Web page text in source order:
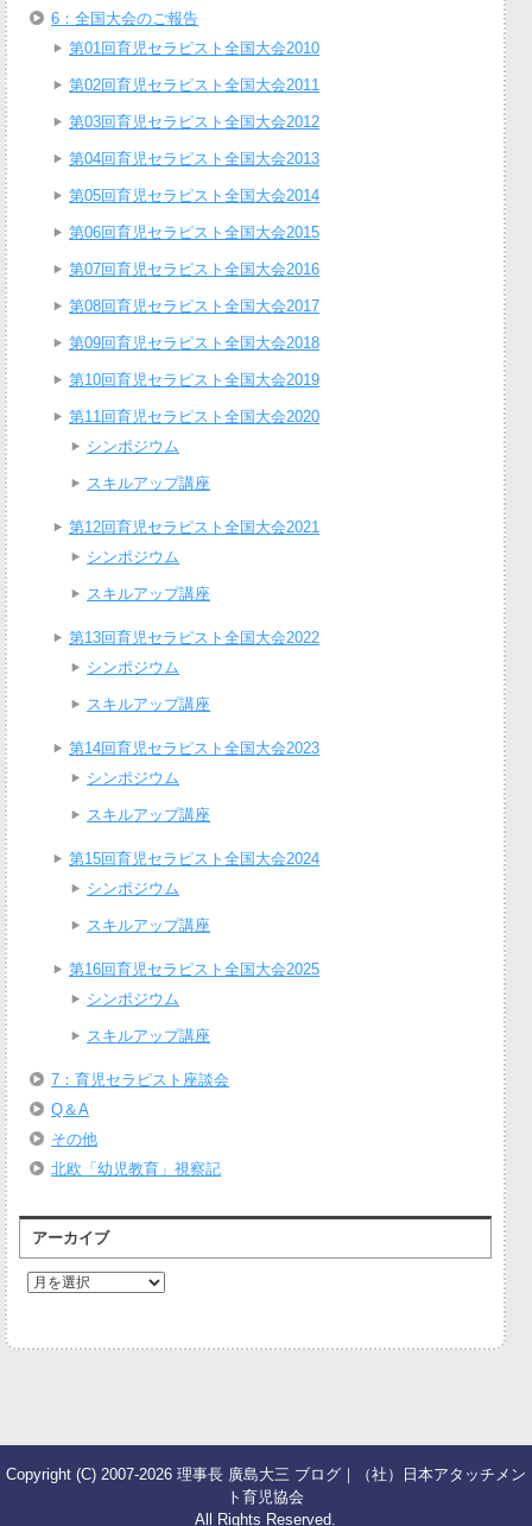
6：全国大会のご報告
第01回育児セラピスト全国大会2010
第02回育児セラピスト全国大会2011
第03回育児セラピスト全国大会2012
第04回育児セラピスト全国大会2013
第05回育児セラピスト全国大会2014
第06回育児セラピスト全国大会2015
第07回育児セラピスト全国大会2016
第08回育児セラピスト全国大会2017
第09回育児セラピスト全国大会2018
第10回育児セラピスト全国大会2019
第11回育児セラピスト全国大会2020
シンポジウム
スキルアップ講座
第12回育児セラピスト全国大会2021
シンポジウム
スキルアップ講座
第13回育児セラピスト全国大会2022
シンポジウム
スキルアップ講座
第14回育児セラピスト全国大会2023
シンポジウム
スキルアップ講座
第15回育児セラピスト全国大会2024
シンポジウム
スキルアップ講座
第16回育児セラピスト全国大会2025
シンポジウム
スキルアップ講座
7：育児セラピスト座談会
Q＆A
その他
北欧「幼児教育」視察記
アーカイブ
ア
イ
Copyright (C) 2007-2026 理事長 廣島大三 ブログ｜（社）日本アタッチメン
ト育児協会
All Rights Reserved.